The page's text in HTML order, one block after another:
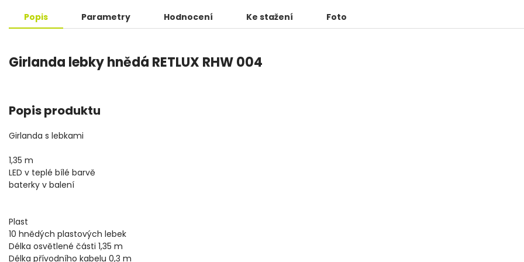
Popis Parametry Hodnocení Ke stažení Foto
Girlanda lebky hnědá RETLUX RHW 004
Popis produktu
Girlanda s lebkami
1,35 m
LED v teplé bílé barvě
baterky v balení
Plast
10 hnědých plastových lebek
Délka osvětlené části 1,35 m
Délka přívodního kabelu 0,3 m